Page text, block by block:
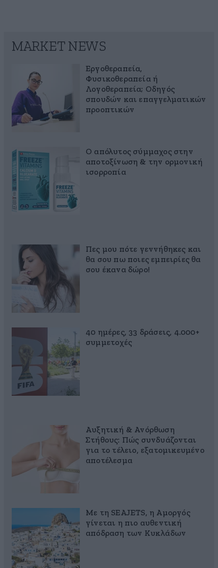
MARKET NEWS
Εργοθεραπεία,
Φυσικοθεραπεία ή
Λογοθεραπεία; Οδηγός
σπουδών και επαγγελματικών
προοπτικών
Ο απόλυτος σύμμαχος στην
αποτοξίνωση & την ορμονική
ισορροπία
Πες μου πότε γεννήθηκες και
θα σου πω ποιες εμπειρίες θα
σου έκανα δώρο!
40 ημέρες, 33 δράσεις, 4.000+
συμμετοχές
Αυξητική & Ανόρθωση
Στήθους: Πώς συνδυάζονται
για το τέλειο, εξατομικευμένο
αποτέλεσμα
Με τη SEAJETS, η Αμοργός
γίνεται η πιο αυθεντική
απόδραση των Κυκλάδων